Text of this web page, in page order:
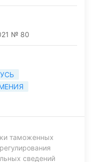
№ 80
таможенных
сведений